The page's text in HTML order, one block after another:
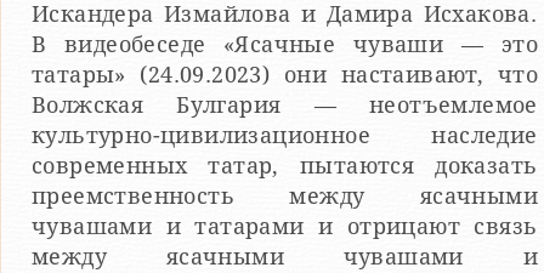
Искандера Измайлова и Дамира Исхакова.
В видеобеседе «Ясачные чуваши — это
татары» (24.09.2023) они настаивают, что
Волжская Булгария — неотъемлемое
культурно-цивилизационное наследие
современных татар, пытаются доказать
преемственность между ясачными
чувашами и татарами и отрицают связь
между ясачными чувашами и